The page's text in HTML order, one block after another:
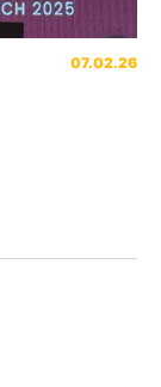
07.02.26